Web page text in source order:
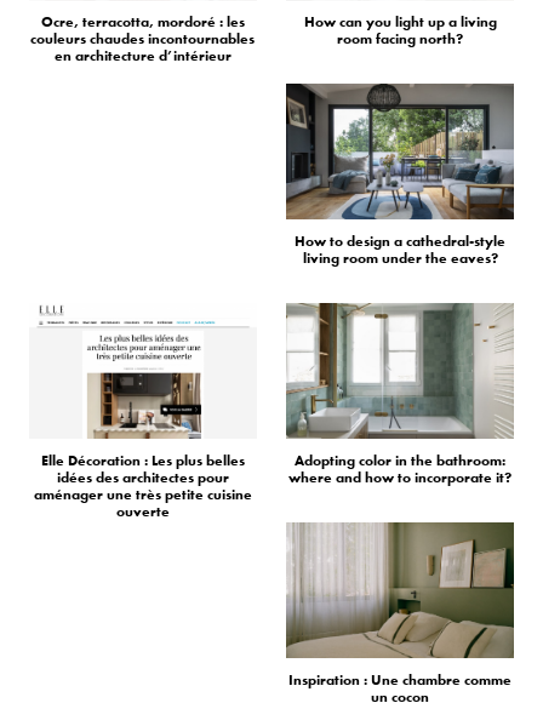
Ocre, terracotta, mordoré : les
couleurs chaudes incontournables
en architecture d’intérieur
How can you light up a living
room facing north?
How to design a cathedral-style
living room under the eaves?
Elle Décoration : Les plus belles
idées des architectes pour
aménager une très petite cuisine
ouverte
Adopting color in the bathroom:
where and how to incorporate it?
Inspiration : Une chambre comme
un cocon